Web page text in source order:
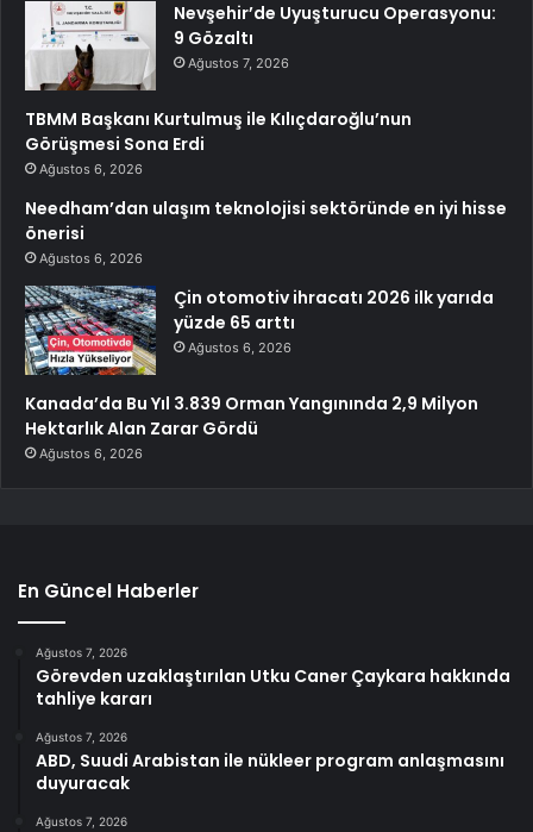
Nevşehir’de Uyuşturucu Operasyonu:
9 Gözaltı
Ağustos 7, 2026
TBMM Başkanı Kurtulmuş ile Kılıçdaroğlu’nun
Görüşmesi Sona Erdi
Ağustos 6, 2026
Needham’dan ulaşım teknolojisi sektöründe en iyi hisse
önerisi
Ağustos 6, 2026
Çin otomotiv ihracatı 2026 ilk yarıda
yüzde 65 arttı
Ağustos 6, 2026
Kanada’da Bu Yıl 3.839 Orman Yangınında 2,9 Milyon
Hektarlık Alan Zarar Gördü
Ağustos 6, 2026
En Güncel Haberler
Ağustos 7, 2026
Görevden uzaklaştırılan Utku Caner Çaykara hakkında
tahliye kararı
Ağustos 7, 2026
ABD, Suudi Arabistan ile nükleer program anlaşmasını
duyuracak
Ağustos 7, 2026